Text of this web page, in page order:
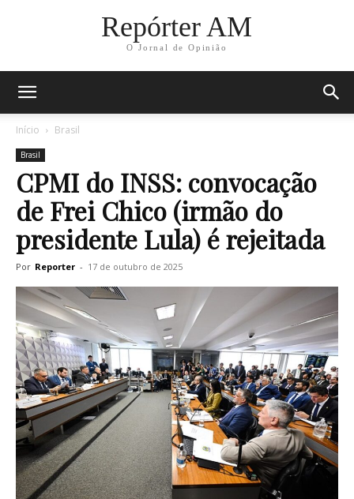
Repórter AM
O Jornal de Opinião
Início Brasil
Brasil
CPMI do INSS: convocação
de Frei Chico (irmão do
presidente Lula) é rejeitada
Por Reporter - 17 de outubro de 2025